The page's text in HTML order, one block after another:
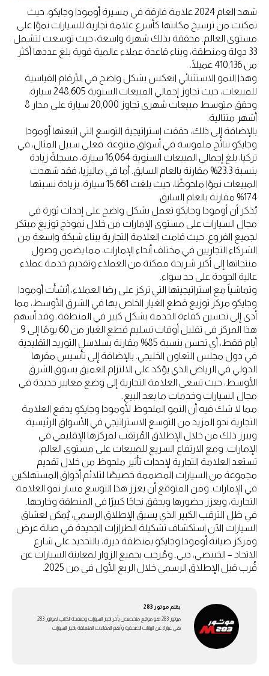
شهد العام 2024 علامة فارقة في مسيرة أومودا وجايكو، حيث
تمكنت من ترسيخ مكانتها كأسرع علامة تجارية للسيارات نموًا على
مستوى العالم. محققة بذلك شهرة واسعة، حيث توسعت لتشمل
33 دولة ومنطقة، وبناء قاعدة عملاء عالمية قوية بلغ عددها أكثر
من 410,136 عميلًا.
وهذا النمو الاستثنائي انعكس بشكل واضح في الأرقام القياسية
للمبيعات، حيث تجاوز إجمالي المبيعات السنوية 248,605 سيارة،
وحقق متوسط مبيعات شهري تجاوز 20,000 سيارة على مدار 8
أشهر متتالية.
بالإضافة إلى ذلك، حققت استراتيجية التوسع التي اتبعتها أومودا
وجايكو نتائج ملموسة في أسواق متنوعة. فعلى سبيل المثال، في
تركيا، بلغ إجمالي المبيعات السنوية 16,064 سيارة، مسجلةً زيادة
بنسبة 23.3% مقارنة بالعام السابق. أما في ماليزيا، فقد شهدت
المبيعات نموًا ملحوظًا، حيث بلغت 15,661 سيارة، بزيادة نسبتها
174% مقارنة بالعام السابق.
يُذكر أن أومودا وجايكو تعمل بشكل واضح على إحداث ثورة في
مجال السيارات على مستوى الإمارات من خلال نموذج توزيع مبتكر
لجميع الفروع. حيث قامت العلامة التجارية ببناء شبكة واسعة من
الشركاء التجاريين في مختلف أنحاء الإمارات، مما يضمن وصول
منتجاتها إلى أكبر شريحة ممكنة من العملاء وتقديم خدمة عملاء
عالية الجودة على حد سواء.
وتماشياً مع استراتيجيتها التي تركز على رضا العملاء، أنشأت أومودا
وجايكو مركز توزيع قطع الغيار الخاص بها في الشرق الأوسط، مما
أدى إلى تحسين كفاءة الخدمة بشكل كبير في المنطقة. وقد أسهم
هذا المركز في تقليل أوقات تسليم قطع الغيار من 60 يومًا إلى 9
أيام فقط، أي تحسن بنسبة 85% مقارنة بسلاسل التوريد التقليدية
في دول مجلس التعاون الخليجي. بالإضافة إلى تأسيس مقرها
الدولي في الرياض الذي يؤكد على الالتزام العميق بسوق الشرق
الأوسط، حيث تسعى العلامة التجارية إلى وضع معايير جديدة في
مجال السيارات وخدمات ما بعد البيع.
مما لا شك فيه أن النمو الملحوظ لأومودا وجايكو يدفع العلامة
التجارية نحو المزيد من التوسع الاستراتيجي في الأسواق الرئيسية.
ويبرز ذلك من خلال الإطلاق المُرتقب لمركزها الإقليمي في
الإمارات. ومع الارتفاع السريع للمبيعات على مستوى العالم،
تستعد العلامة التجارية لإحداث تأثير ملحوظ من خلال تقديم
مجموعة من السيارات المصممة خصيصًا لتلائم أذواق المستهلكين
في الإمارات. ومن المتوقع أن يعزز هذا التوسع مسار نمو العلامة
التجارية، ويعزز حضورها ويحقق نجاحًا كبيرًا في المنطقة وخارجها.
في ظل الترقب الكبير الذي يسبق الإطلاق الرسمي، يُمكن لعشاق
السيارات الآن استكشاف تشكيلة الطرازات الجديدة في صالة عرض
ومركز صيانة أومودا وجايكو بمنطقة ديرة، بالتحديد على شارع
الاتحاد – الخبيصي، دبي. ومُرحب بجميع الزوار لمعاينة السيارات عن
قُرب قبل الإطلاق الرسمي خلال الربع الأول في من 2025.
بقلمموتور 283
موتور 283 هو موقع متخصص بأخر اخبار السيارات وصفحة الكاتب لموتور 283
هي عبارة عن اليبانات الصحفية وأهم المقالات المتعلقة باخبار السيارات